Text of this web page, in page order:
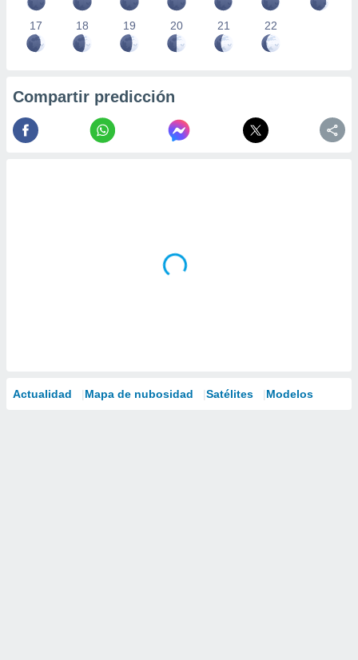
17 18 19 20 21 22
Compartir predicción
Actualidad Mapa de nubosidad Satélites Modelos